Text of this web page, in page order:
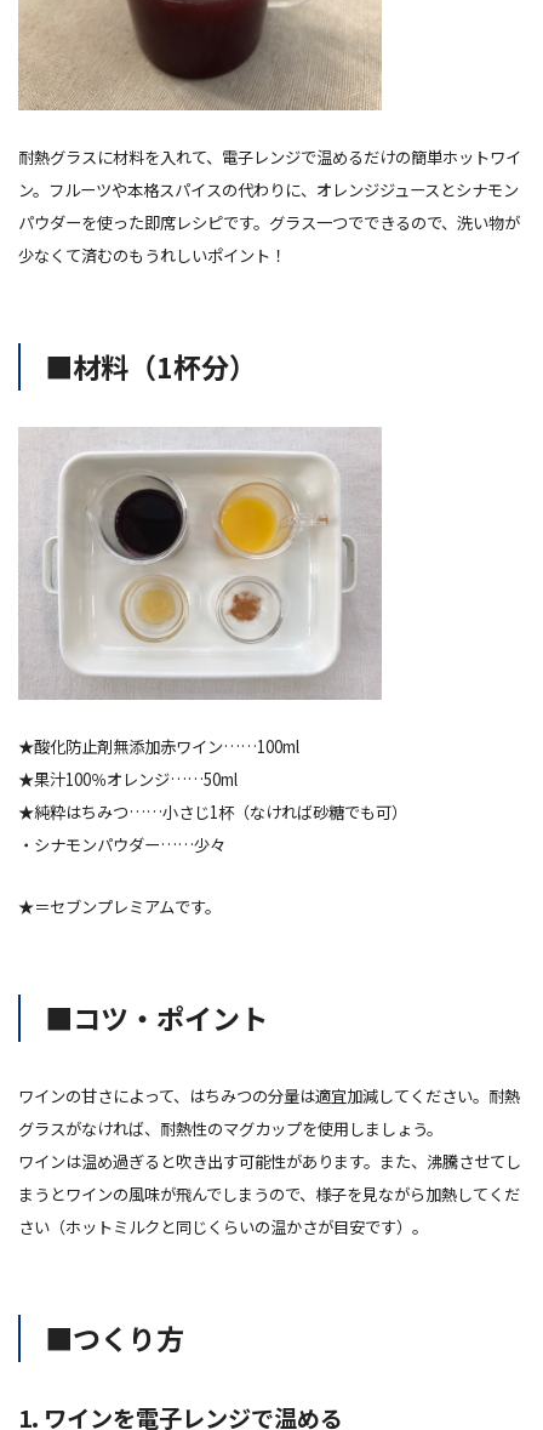
耐熱グラスに材料を入れて、電子レンジで温めるだけの簡単ホットワイ
ン。フルーツや本格スパイスの代わりに、オレンジジュースとシナモン
パウダーを使った即席レシピです。グラス一つでできるので、洗い物が
少なくて済むのもうれしいポイント！
■材料（1杯分）
★酸化防止剤無添加赤ワイン……100ml
★果汁100％オレンジ……50ml
★純粋はちみつ……小さじ1杯（なければ砂糖でも可）
・シナモンパウダー……少々
★＝セブンプレミアムです。
■コツ・ポイント
ワインの甘さによって、はちみつの分量は適宜加減してください。耐熱
グラスがなければ、耐熱性のマグカップを使用しましょう。
ワインは温め過ぎると吹き出す可能性があります。また、沸騰させてし
まうとワインの風味が飛んでしまうので、様子を見ながら加熱してくだ
さい（ホットミルクと同じくらいの温かさが目安です）。
■つくり方
1. ワインを電子レンジで温める